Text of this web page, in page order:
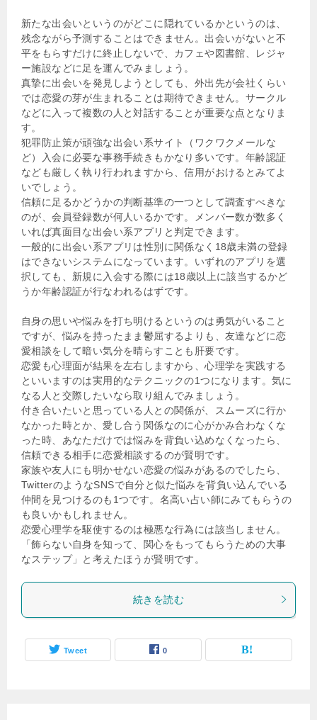
新たな出会いというのがどこに隠れているかというのは、
残念ながら予測することはできません。出会いがないと不
平をもらすだけに終止しないで、カフェや図書館、レジャ
ー施設などに足を運んでみましょう。
真摯に出会いを発見しようとしても、外出先が会社くらい
では恋愛の芽が生まれることは期待できません。サークル
などに入って複数の人と対話することが重要な点となりま
す。
犯罪防止策が頑強な出会い系サイト（ワクワクメールな
ど）入会に必要な事務手続きもかなり多いです。年齢認証
なども厳しく執り行われますから、信用がおけるとみてよ
いでしょう。
信頼に足るかどうかの判断基準の一つとして調査すべきな
のが、会員登録数が何人いるかです。メンバー数が数多く
いれば真面目な出会い系アプリと判定できます。
一般的に出会い系アプリは性別に関係なく18歳未満の登録
はできないシステムになっています。いずれのアプリを選
択しても、新規に入会する際には18歳以上に該当するかど
うか年齢認証が行なわれるはずです。
自身の思いや悩みを打ち明けるというのは勇気がいること
ですが、悩みを持ったまま鬱屈するよりも、友達などに恋
愛相談をして暗い気分を晴らすことも肝要です。
恋愛も心理面が結果を左右しますから、心理学を実践する
といいますのは実用的なテクニックの1つになります。気に
なる人と交際したいなら取り組んでみましょう。
付き合いたいと思っている人との関係が、スムーズに行か
なかった時とか、愛し合う関係なのに心がかみ合わなくな
った時、あなただけでは悩みを背負い込めなくなったら、
信頼できる相手に恋愛相談するのが賢明です。
家族や友人にも明かせない恋愛の悩みがあるのでしたら、
TwitterのようなSNSで自分と似た悩みを背負い込んでいる
仲間を見つけるのも1つです。名高い占い師にみてもらうの
も良いかもしれません。
恋愛心理学を駆使するのは極悪な行為には該当しません。
「飾らない自身を知って、関心をもってもらうための大事
なステップ」と考えたほうが賢明です。
続きを読む
Tweet 0